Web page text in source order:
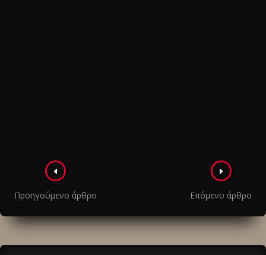
Πλοήγηση
στα
άρθρα
Προηγούμενο άρθρο Επόμενο άρθρο